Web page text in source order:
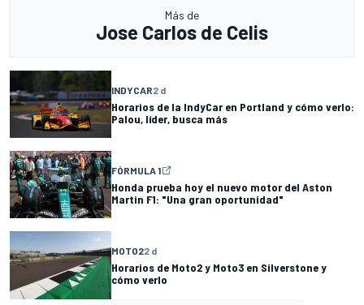
Más de
Jose Carlos de Celis
INDYCAR2 d
Horarios de la IndyCar en Portland y cómo verlo:
Palou, líder, busca más
FÓRMULA 1
Honda prueba hoy el nuevo motor del Aston
Martin F1: "Una gran oportunidad"
MOTO22 d
Horarios de Moto2 y Moto3 en Silverstone y
cómo verlo